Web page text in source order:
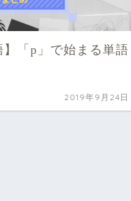
】「p」で始まる単語
2019年9月24日